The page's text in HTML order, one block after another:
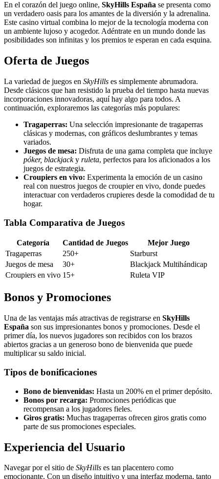
En el corazón del juego online, SkyHills España se presenta como
un verdadero oasis para los amantes de la diversión y la adrenalina.
Este casino virtual combina lo mejor de la tecnología moderna con
un ambiente lujoso y acogedor. Adéntrate en un mundo donde las
posibilidades son infinitas y los premios te esperan en cada esquina.
Oferta de Juegos
La variedad de juegos en SkyHills es simplemente abrumadora.
Desde clásicos que han resistido la prueba del tiempo hasta nuevas
incorporaciones innovadoras, aquí hay algo para todos. A
continuación, exploraremos las categorías más populares:
Tragaperras: Una selección impresionante de tragaperras
clásicas y modernas, con gráficos deslumbrantes y temas
variados.
Juegos de mesa: Disfruta de una gama completa que incluye
póker, blackjacky ruleta, perfectos para los aficionados a los
juegos de estrategia.
Croupiers en vivo: Experimenta la emoción de un casino
real con nuestros juegos de croupier en vivo, donde puedes
interactuar con verdaderos crupieres desde la comodidad de tu
hogar.
Tabla Comparativa de Juegos
Categoría Cantidad de Juegos
Mejor Juego
Tragaperras
250+
Starburst
Juegos de mesa
30+
Blackjack Multihándicap
Croupiers en vivo 15+ Ruleta VIP
Bonos y Promociones
Una de las ventajas más atractivas de registrarse en SkyHills
España son sus impresionantes bonos y promociones. Desde el
primer día, los nuevos jugadores son recibidos con los brazos
abiertos gracias a un generoso bono de bienvenida que puede
multiplicar su saldo inicial.
Tipos de bonificaciones
Bono de bienvenidas: Hasta un 200% en el primer depósito.
Bonos por recarga: Promociones periódicas que
recompensan a los jugadores fieles.
Giros gratis: Muchas tragaperras ofrecen giros gratis como
parte de sus promociones especiales.
Experiencia del Usuario
Navegar por el sitio de SkyHills es tan placentero como
emocionante. Con un diseño intuitivo y una interfaz moderna, tanto